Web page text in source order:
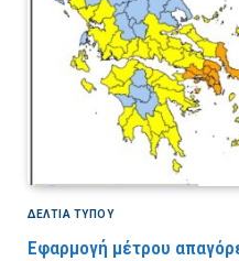
ΔΕΛΤΙΑ ΤΥΠΟΥ
Εφαρμογή μέτρου